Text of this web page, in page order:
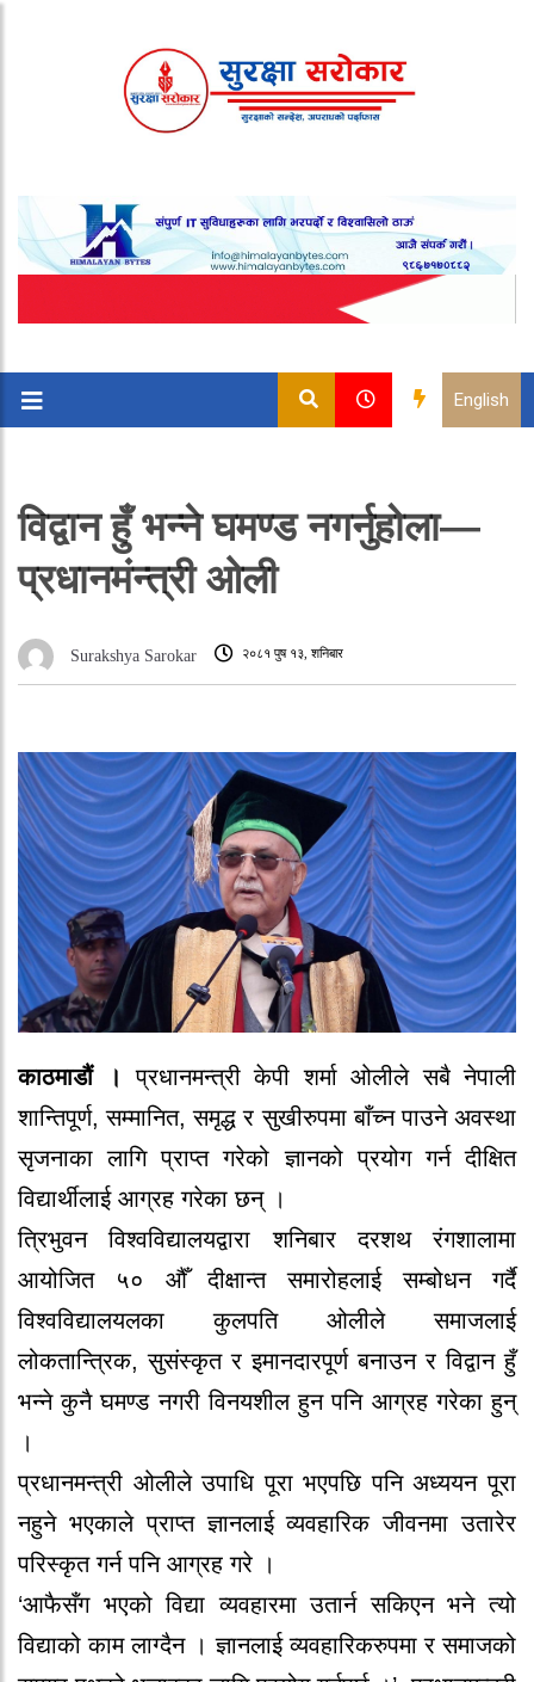
English
विद्वान हुँ भन्ने घमण्ड नगर्नुहोला—
प्रधानमंन्त्री ओली
Surakshya Sarokar २०८१ पुष १३, शनिबार
काठमाडौं ।
प्रधानमन्त्री केपी शर्मा ओलीले सबै नेपाली
शान्तिपूर्ण, सम्मानित, समृद्ध र सुखीरुपमा बाँच्न पाउने अवस्था
सृजनाका लागि प्राप्त गरेको ज्ञानको प्रयोग गर्न दीक्षित
विद्यार्थीलाई आग्रह गरेका छन् ।
त्रिभुवन विश्वविद्यालयद्वारा शनिबार दरशथ रंगशालामा
आयोजित ५० औँ दीक्षान्त समारोहलाई सम्बोधन गर्दै
विश्वविद्यालयलका कुलपति ओलीले समाजलाई
लोकतान्त्रिक, सुसंस्कृत र इमानदारपूर्ण बनाउन र विद्वान हुँ
भन्ने कुनै घमण्ड नगरी विनयशील हुन पनि आग्रह गरेका हुन्
।
प्रधानमन्त्री ओलीले उपाधि पूरा भएपछि पनि अध्ययन पूरा
नहुने भएकाले प्राप्त ज्ञानलाई व्यवहारिक जीवनमा उतारेर
परिस्कृत गर्न पनि आग्रह गरे ।
‘आफैसँग भएको विद्या व्यवहारमा उतार्न सकिएन भने त्यो
विद्याको काम लाग्दैन । ज्ञानलाई व्यवहारिकरुपमा र समाजको